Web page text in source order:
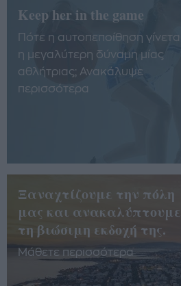
Keep her in the game
Πότε η αυτοπεποίθηση γίνεται
η μεγαλύτερη δύναμη μίας
αθλήτριας; Ανακάλυψε
περισσότερα
Ξαναχτίζουμε την πόλη
μας και ανακαλύπτουμε
τη βιώσιμη εκδοχή της.
Μάθετε περισσότερα